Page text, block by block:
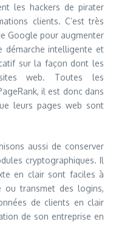
les hackers de pirater
clients. C’est très
Google pour augmenter
démarche intelligente et
sur la façon dont les
web. Toutes les
il est donc dans
leurs pages web sont
aussi de conserver
cryptographiques. Il
en clair sont faciles à
transmet des logins,
de clients en clair
de son entreprise en